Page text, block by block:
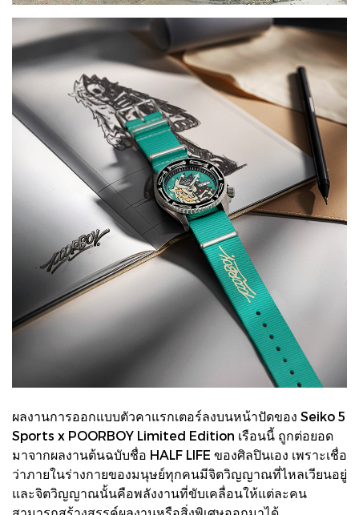
ผลงานการออกแบบตัวคาแรกเตอร์ลงบนหน้าปัดของ Seiko 5
Sports x POORBOY Limited Edition เรือนนี้ ถูกต่อยอด
มาจากผลงานต้นฉบับชื่อ HALF LIFE ของศิลปินเอง เพราะเชื่อ
ว่าภายในร่างกายของมนุษย์ทุกคนมีจิตวิญญาณที่ไหลเวียนอยู่
และจิตวิญญาณนั้นคือพลังงานที่ขับเคลื่อนให้แต่ละคน